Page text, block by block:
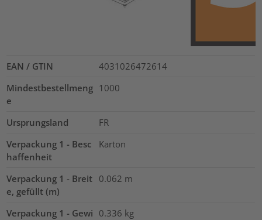
EAN / GTIN
4031026472614
Mindestbestellmeng
e
1000
Ursprungsland
FR
Verpackung 1 - Besc
haffenheit
Karton
Verpackung 1 - Breit
e, gefüllt (m)
0.062 m
Verpackung 1 - Gewi 0.336 kg